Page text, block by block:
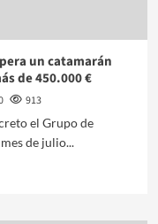
un catamarán
de 450.000 €
913
el Grupo de
de julio...